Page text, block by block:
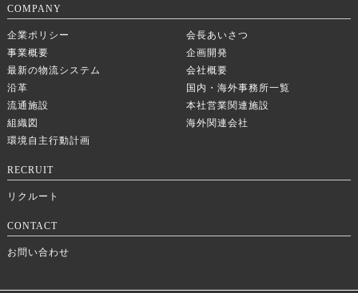
COMPANY
企業ポリシー
会長あいさつ
事業概要
企画開発
最新の物流システム
会社概要
沿革
国内・海外事務所一覧
流通施設
本社営業関連施設
組織図
海外関連会社
環境自主行動計画
RECRUIT
リクルート
CONTACT
お問い合わせ